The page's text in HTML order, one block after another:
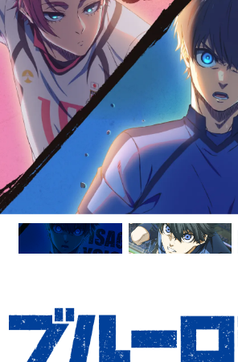
作詞・作曲：田淵智也
編曲：UNISON SQUARE
PROFILE
2008年メジャーデビュー。透明感に
なトゲを持つ斎藤宏介のボーカルとエ
ネーション抜群のバンドアンサンブルが
ROCK/POPの新世界。キャッチーなメロ
バランスな３人の個性が織りなす鮮烈
ンスでオーディエンスを魅了し続けて
をリリース、9月からはオールタイムベ
BEST MACHINE」を開催。今もなお走
3ピース・ロックバンド。
Lyrics by JUN (Blue
Composed & Arranged by Sunny, D&H
Mixed by Carlton Lynn
PROFILE
2020年1月22日Snow Man vs
Imitation Rain」でデビュー。2021年
Album｢Snow Mania S1｣、2022年9
Album「Snow Labo. S2」、2023年5
Album｢i DO ME｣がミリオンセールス
もの」初週106.7万枚を売り上げ、「オ
ランキング」（8月12日付）で1位を獲得。